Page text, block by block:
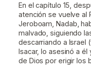
En el capítulo 15,
atención se vuelve al
Jeroboam, Nadab,
malvado, siguiendo
descarriando a Israel
Isacar, lo asesinó a él
de Dios por erigir los